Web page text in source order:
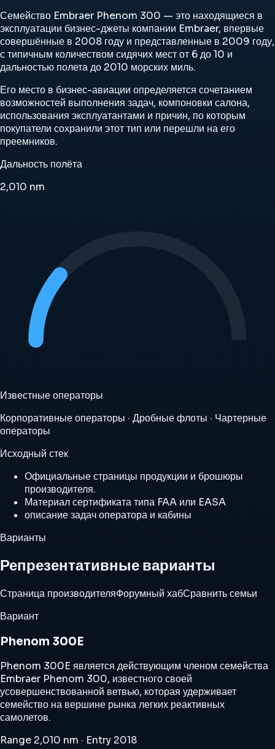
Семейство Embraer Phenom 300 — это находящиеся в
эксплуатации бизнес-джеты компании Embraer, впервые
совершённые в 2008 году и представленные в 2009 году,
с типичным количеством сидячих мест от 6 до 10 и
дальностью полета до 2010 морских миль.
Его место в бизнес-авиации определяется сочетанием
возможностей выполнения задач, компоновки салона,
использования эксплуатантами и причин, по которым
покупатели сохранили этот тип или перешли на его
преемников.
Дальность полёта
2,010 nm
Известные операторы
Корпоративные операторы · Дробные флоты · Чартерные
операторы
Исходный стек
Официальные страницы продукции и брошюры
производителя.
Материал сертификата типа FAA или EASA
описание задач оператора и кабины
Варианты
Репрезентативные варианты
Страница производителяФорумный хабСравнить семьи
Вариант
Phenom 300E
Phenom 300E является действующим членом семейства
Embraer Phenom 300, известного своей
усовершенствованной ветвью, которая удерживает
семейство на вершине рынка легких реактивных
самолетов.
Range 2,010 nm · Entry 2018